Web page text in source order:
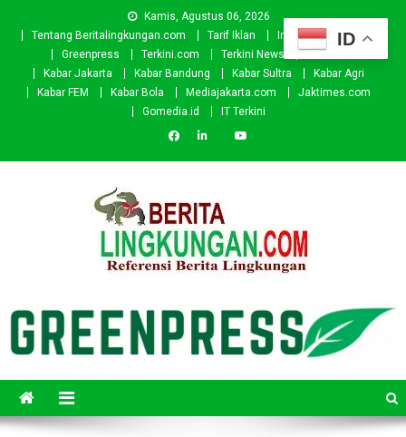
Kamis, Agustus 06, 2026
Tentang Beritalingkungan.com
Tarif Iklan Investor
Donasi
Greenpress
Terkini.com Terkini News
Kabar.id
Kabar Jakarta
Kabar Bandung Kabar Sultra
Kabar Agri
Kabar FEM
Kabar Bola Mediajakarta.com
Jaktimes.com
Gomedia.id
IT Terkini
ID